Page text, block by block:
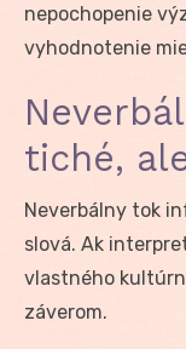
nepochopenie
vyhodnotenie
tiché,
Neverbálny tok
slová. Ak
vlastného
záverom.